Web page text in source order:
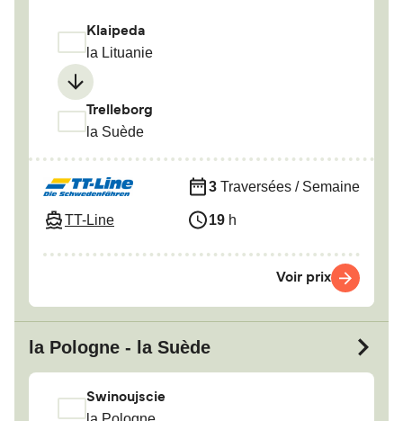
Klaipeda
la Lituanie
Trelleborg
la Suède
TT-Line
3 Traversées / Semaine
19 h
Voir prix
la Pologne - la Suède
Swinoujscie